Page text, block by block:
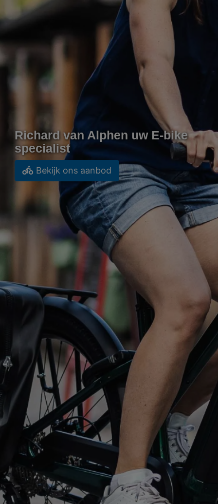
Richard van Alphen uw E-bike
specialist
Bekijk ons aanbod